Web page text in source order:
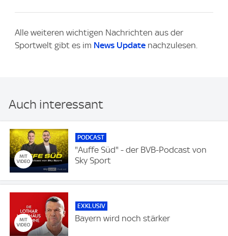
Alle weiteren wichtigen Nachrichten aus der
Sportwelt gibt es im News Update nachzulesen.
Auch interessant
PODCAST
"Auffe Süd" - der BVB-Podcast von
Sky Sport
EXKLUSIV
Bayern wird noch stärker